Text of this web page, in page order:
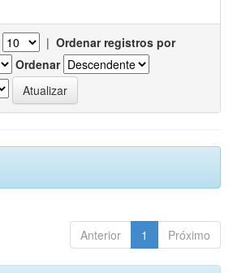
| Ordenar registros por
Ordenar
Anterior 1 Próximo